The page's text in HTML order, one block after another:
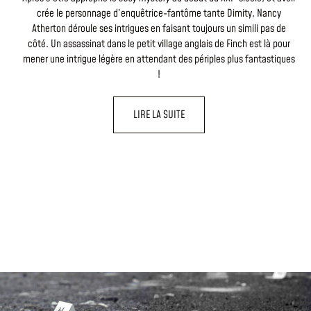
crée le personnage d’enquêtrice-fantôme tante Dimity, Nancy
Atherton déroule ses intrigues en faisant toujours un simili pas de
côté. Un assassinat dans le petit village anglais de Finch est là pour
mener une intrigue légère en attendant des périples plus fantastiques
!
LIRE LA SUITE